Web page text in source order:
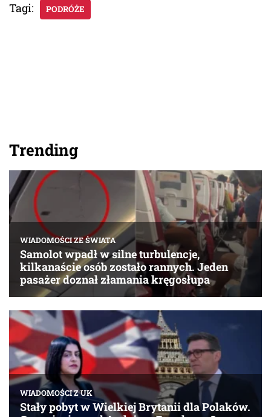
Tagi: PODRÓŻE
Trending